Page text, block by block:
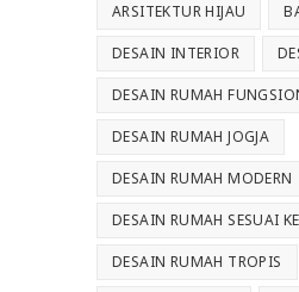
ARSITEKTUR HIJAU
DESAIN INTERIOR
DESAIN RUMAH
DESAIN RUMAH JOGJA
DESAIN RUMAH MODERN
DESAIN RUMAH SESUAI
DESAIN RUMAH TROPIS